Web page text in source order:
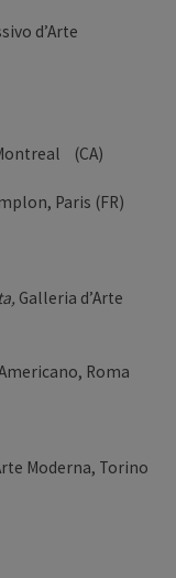
d’Arte
(CA)
Paris (FR)
Galleria d’Arte
Roma
Moderna, Torino